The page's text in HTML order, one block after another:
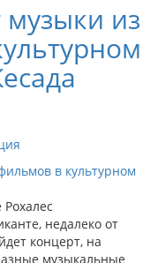
музыки из
недалеко от
концерт, на
музыкальные